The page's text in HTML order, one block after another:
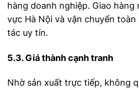
hàng doanh nghiệp. Giao hàng
vực Hà Nội và vận chuyển
tác uy tín.
5.3. Giá thành cạnh tranh
Nhờ sản xuất trực tiếp, không